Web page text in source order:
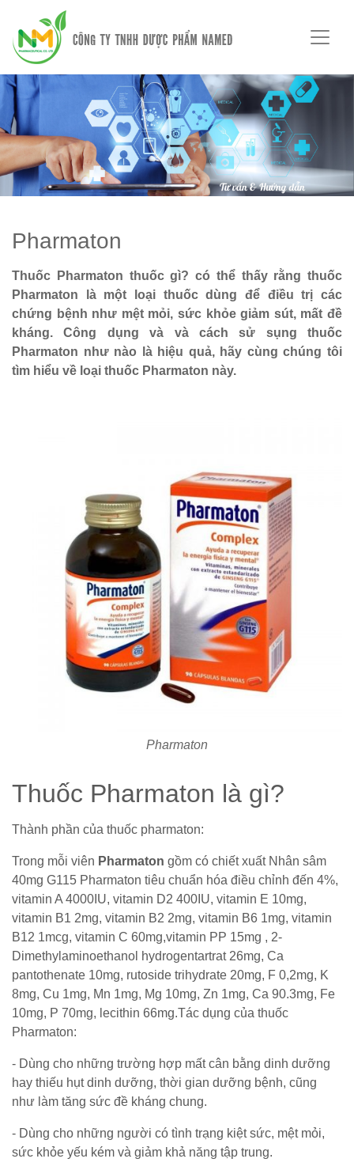
Pharmaton
Thuốc Pharmaton thuốc gì? có thể thấy rằng thuốc
Pharmaton là một loại thuốc dùng để điều trị các
chứng bệnh như mệt mỏi, sức khỏe giảm sút, mất đề
kháng. Công dụng và và cách sử sụng thuốc
Pharmaton như nào là hiệu quả, hãy cùng chúng tôi
tìm hiểu về loại thuốc Pharmaton này.
Pharmaton
Thuốc Pharmaton là gì?
Thành phần của thuốc pharmaton:
Trong mỗi viên Pharmaton gồm có chiết xuất Nhân sâm
40mg G115 Pharmaton tiêu chuẩn hóa điều chỉnh đến 4%,
vitamin A 4000IU, vitamin D2 400IU, vitamin E 10mg,
vitamin B1 2mg, vitamin B2 2mg, vitamin B6 1mg, vitamin
B12 1mcg, vitamin C 60mg,vitamin PP 15mg , 2-
Dimethylaminoethanol hydrogentartrat 26mg, Ca
pantothenate 10mg, rutoside trihydrate 20mg, F 0,2mg, K
8mg, Cu 1mg, Mn 1mg, Mg 10mg, Zn 1mg, Ca 90.3mg, Fe
10mg, P 70mg, lecithin 66mg.Tác dụng của thuốc
Pharmaton:
- Dùng cho những trường hợp mất cân bằng dinh dưỡng
hay thiếu hụt dinh dưỡng, thời gian dưỡng bệnh, cũng
như làm tăng sức đề kháng chung.
- Dùng cho những người có tình trạng kiệt sức, mệt mỏi,
sức khỏe yếu kém và giảm khả năng tập trung.